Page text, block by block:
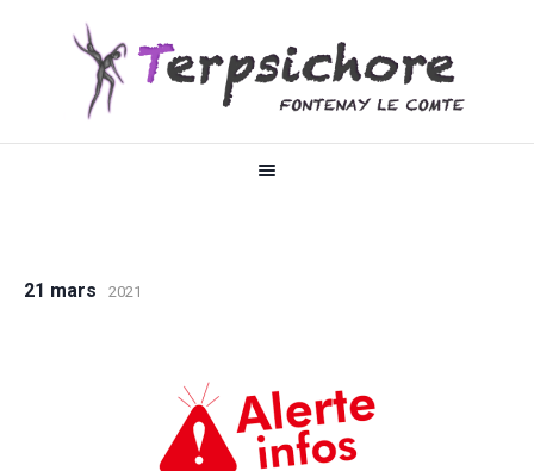
21 mars 2021